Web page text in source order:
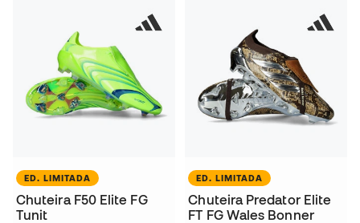
ED. LIMITADA
Chuteira F50 Elite FG
Tunit
ED. LIMITADA
Chuteira Predator Elite
FT FG Wales Bonner